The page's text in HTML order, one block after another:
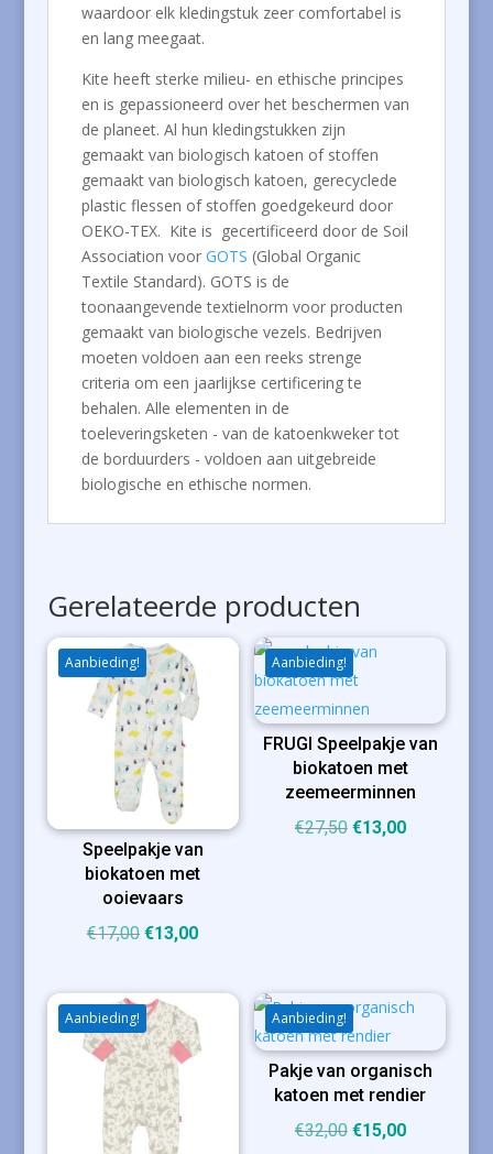
waardoor elk kledingstuk zeer comfortabel is
en lang meegaat.
Kite heeft sterke milieu- en ethische principes
en is gepassioneerd over het beschermen van
de planeet. Al hun kledingstukken zijn
gemaakt van biologisch katoen of stoffen
gemaakt van biologisch katoen, gerecyclede
plastic flessen of stoffen goedgekeurd door
OEKO-TEX. Kite is gecertificeerd door de Soil
Association voor GOTS (Global Organic
Textile Standard). GOTS is de
toonaangevende textielnorm voor producten
gemaakt van biologische vezels. Bedrijven
moeten voldoen aan een reeks strenge
criteria om een ​​jaarlijkse certificering te
behalen. Alle elementen in de
toeleveringsketen - van de katoenkweker tot
de borduurders - voldoen aan uitgebreide
biologische en ethische normen.
Gerelateerde producten
Aanbieding!
Speelpakje van
biokatoen met
ooievaars
€17,00 Oorspronkelijke
was:
€17,00.
€13,00Huidige
is:
Aanbieding!
FRUGI Speelpakje van
biokatoen met
zeemeerminnen
€27,50 Oorspronkelijke
€13,00Huidige
Aanbieding! Aanbieding!
Pakje van organisch
katoen met rendier
€32,00 Oorspronkelijke
€15,00Huidige